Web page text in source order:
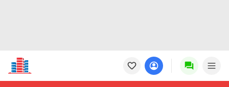
Новостройки
Квартиры
Ипотека